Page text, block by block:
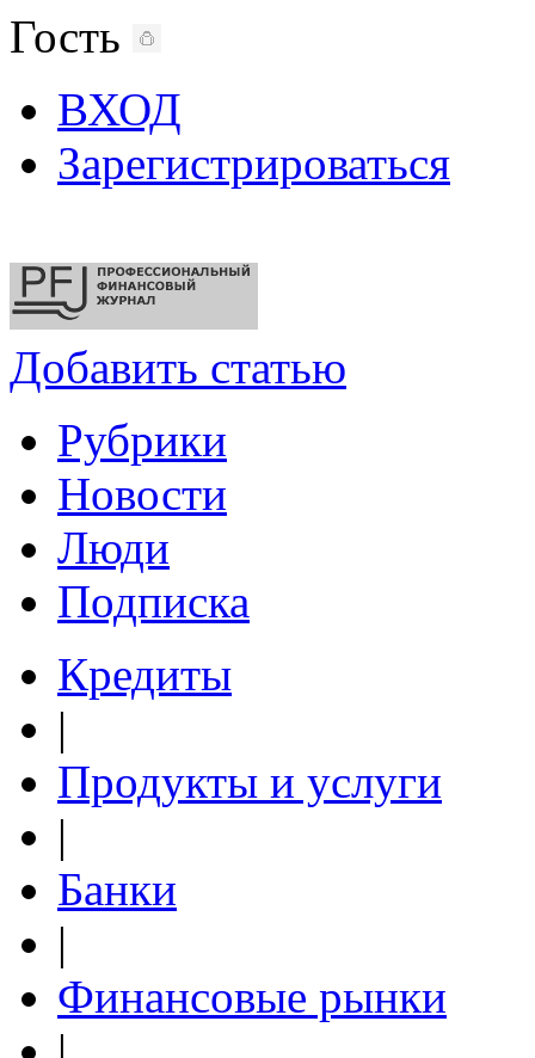
Гость
ВХОД
Зарегистрироваться
Добавить статью
Рубрики
Новости
Люди
Подписка
Кредиты
|
Продукты и услуги
|
Банки
|
Финансовые рынки